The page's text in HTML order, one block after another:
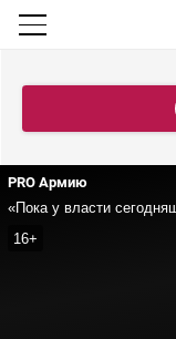
PRO Армию
16+